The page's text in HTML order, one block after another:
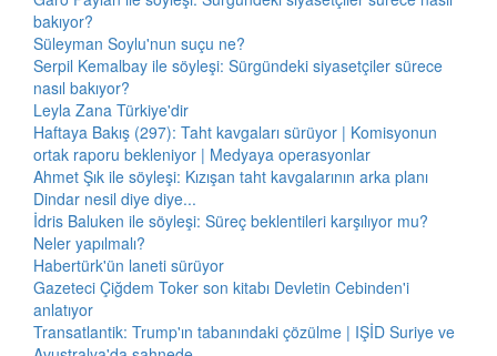
bakıyor?
Süleyman Soylu'nun suçu ne?
Serpil Kemalbay ile söyleşi: Sürgündeki siyasetçiler sürece
nasıl bakıyor?
Leyla Zana Türkiye'dir
Haftaya Bakış (297): Taht kavgaları sürüyor | Komisyonun
ortak raporu bekleniyor | Medyaya operasyonlar
Ahmet Şık ile söyleşi: Kızışan taht kavgalarının arka planı
Dindar nesil diye diye...
İdris Baluken ile söyleşi: Süreç beklentileri karşılıyor mu?
Neler yapılmalı?
Habertürk'ün laneti sürüyor
Gazeteci Çiğdem Toker son kitabı Devletin Cebinden'i
anlatıyor
Transatlantik: Trump'ın tabanındaki çözülme | IŞİD Suriye ve